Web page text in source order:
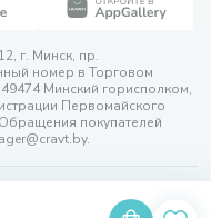
г. Минск, пр.
номер в Торговом
Минский горисполком,
Первомайского
покупателей